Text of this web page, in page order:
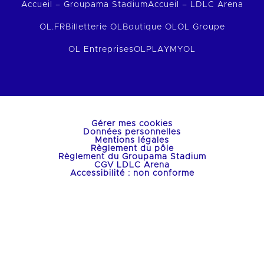
Accueil – Groupama StadiumAccueil – LDLC Arena
OL.FR Billetterie OL Boutique OLOL Groupe
OL EntreprisesOLPLAY MYOL
Gérer mes cookies
Données personnelles
Mentions légales
Règlement du pôle
Règlement du Groupama Stadium
CGV LDLC Arena
Accessibilité : non conforme